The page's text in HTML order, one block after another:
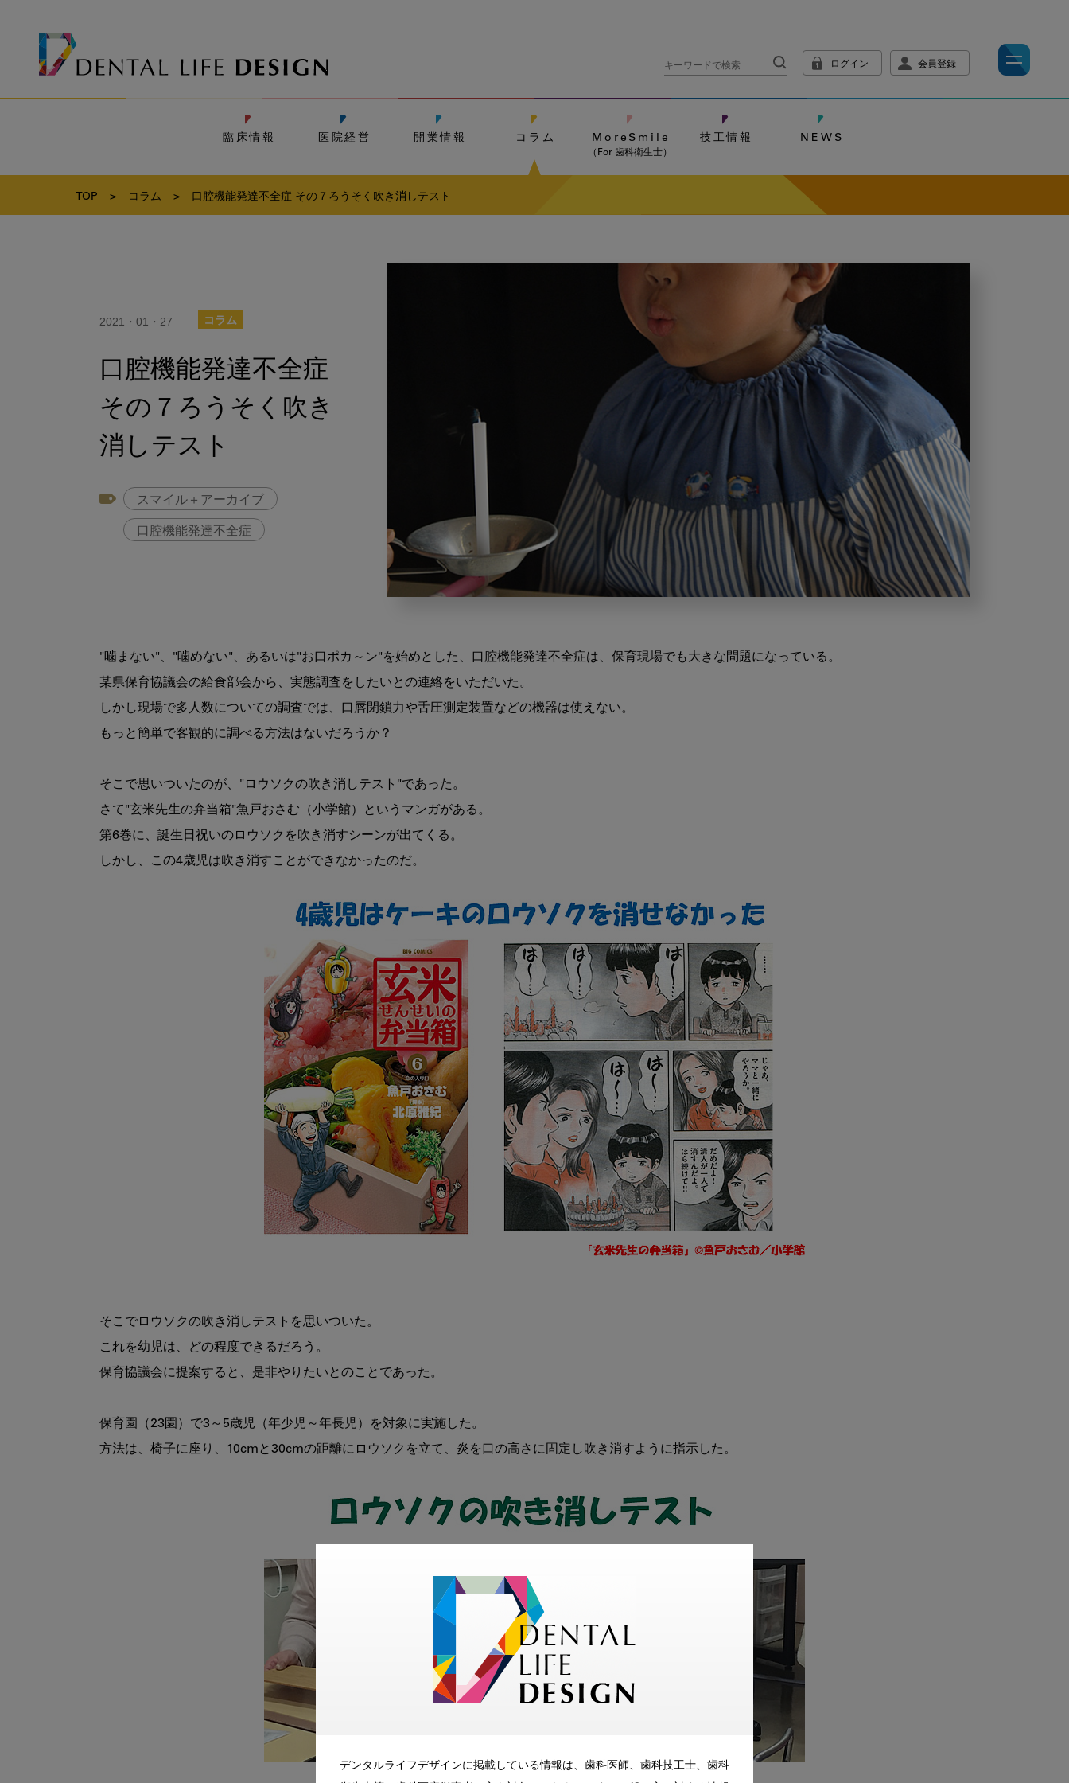
デンタルライフデザインに掲載している情報は、歯科医師、歯科技工士、歯科
ログイン 会員登録
臨床情報 医院経営 開業情報 コラム MoreSmile
（For 歯科衛生士）
技工情報 NEWS
TOP > コラム > 口腔機能発達不全症 その７ろうそく吹き消しテスト
2021・01・27 コラム
口腔機能発達不全症
その７ろうそく吹き
消しテスト
スマイル＋アーカイブ
口腔機能発達不全症
能
発
不
全
の
ろ
う
く
き
消
テ
ス
ト
"噛まない"、"噛めない"、あるいは"お口ポカ～ン"を始めとした、口腔機能発達不全症は、保育現場でも大きな問題になっている。
某県保育協議会の給食部会から、実態調査をしたいとの連絡をいただいた。
しかし現場で多人数についての調査では、口唇閉鎖力や舌圧測定装置などの機器は使えない。
もっと簡単で客観的に調べる方法はないだろうか？
そこで思いついたのが、"ロウソクの吹き消しテスト"であった。
さて"玄米先生の弁当箱"魚戸おさむ（小学館）というマンガがある。
第6巻に、誕生日祝いのロウソクを吹き消すシーンが出てくる。
しかし、この4歳児は吹き消すことができなかったのだ。
そこでロウソクの吹き消しテストを思いついた。
これを幼児は、どの程度できるだろう。
保育協議会に提案すると、是非やりたいとのことであった。
保育園（23園）で3～5歳児（年少児～年長児）を対象に実施した。
方法は、椅子に座り、10cmと30cmの距離にロウソクを立て、炎を口の高さに固定し吹き消すように指示した。